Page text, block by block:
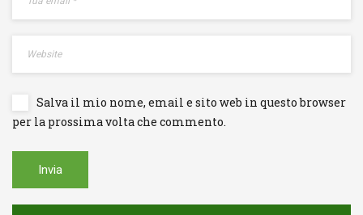
Salva il mio nome, email e sito web in questo browser
per la prossima volta che commento.
Ricordami
Reset passwordReset Password
Log In